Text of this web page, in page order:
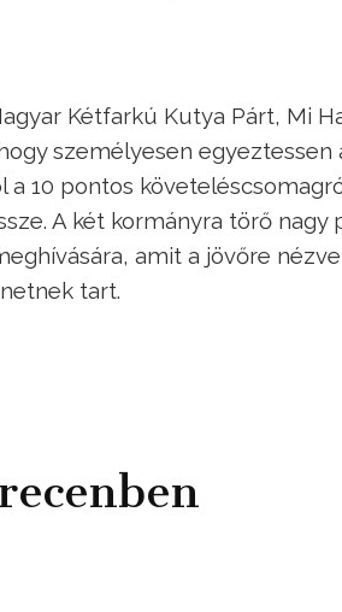
Kétfarkú Kutya Párt, Mi
személyesen egyeztessen
10 pontos
A két kormányra törő nagy
amit a jövőre
tart.